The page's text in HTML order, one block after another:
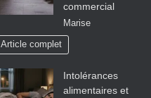
commercial
Marise
Article complet
Intolérances
alimentaires et